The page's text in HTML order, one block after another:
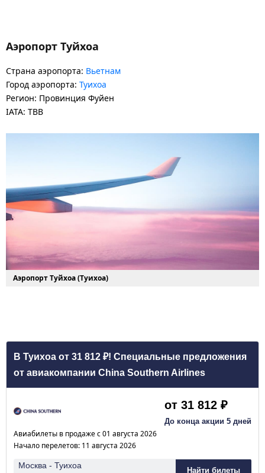
Аэропорт Туйхоа
Страна аэропорта: Вьетнам
Город аэропорта: Туихоа
Регион: Провинция Фуйен
IATA: TBB
Аэропорт Туйхоа (Туихоа)
В Туихоа от 31 812 ₽! Специальные предложения
от авиакомпании China Southern Airlines
от 31 812 ₽
До конца акции 5 дней
Авиабилеты в продаже с 01 августа 2026
Начало перелетов: 11 августа 2026
Москва - Туихоа
Найти билеты